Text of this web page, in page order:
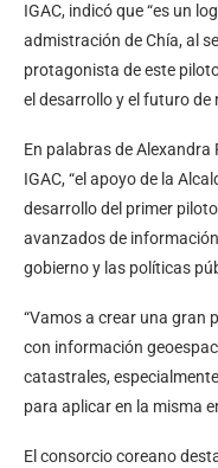
IGAC, indicó que “es un
admistración de Chía, al
protagonista de este
el desarrollo y el futuro de
En palabras de
IGAC, “el apoyo de la
desarrollo del primer
avanzados de
gobierno y las políticas
“Vamos a crear una gran
con información
catastrales,
para aplicar en la misma
El consorcio coreano